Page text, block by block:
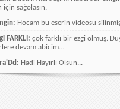
için sağolasın.
Hocam bu eserin videosu
FARKLI: çok farklı bir ezgi olmuş.
devam abicim...
Hadi Hayırlı Olsun...